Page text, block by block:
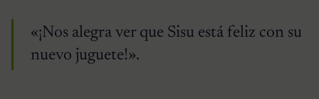
«¡Nos alegra ver que Sisu está feliz con su
nuevo juguete!».